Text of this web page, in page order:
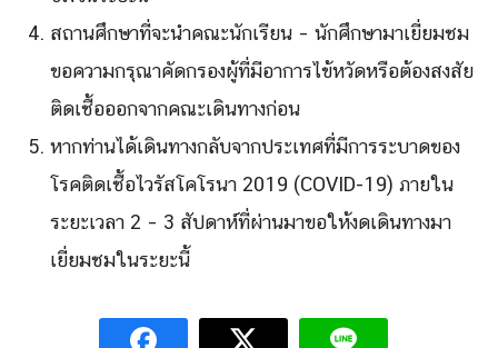
สถานศึกษาที่จะนำคณะนักเรียน – นักศึกษามาเยี่ยมชม
ขอความกรุณาคัดกรองผู้ที่มีอาการไข้หวัดหรือต้องสงสัย
ติดเชื้อออกจากคณะเดินทางก่อน
หากท่านได้เดินทางกลับจากประเทศที่มีการระบาดของ
โรคติดเชื้อไวรัสโคโรนา 2019 (COVID-19) ภายใน
ระยะเวลา 2 – 3 สัปดาห์ที่ผ่านมาขอให้งดเดินทางมา
เยี่ยมชมในระยะนี้